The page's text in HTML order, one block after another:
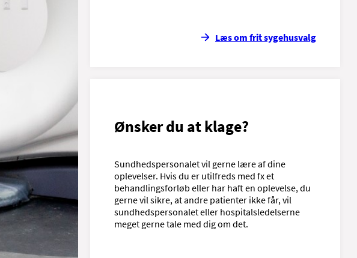
Læs om frit sygehusvalg
Ønsker du at klage?
Sundhedspersonalet vil gerne lære af dine
oplevelser. Hvis du er utilfreds med fx et
behandlingsforløb eller har haft en oplevelse, du
gerne vil sikre, at andre patienter ikke får, vil
sundhedspersonalet eller hospitalsledelserne
meget gerne tale med dig om det.